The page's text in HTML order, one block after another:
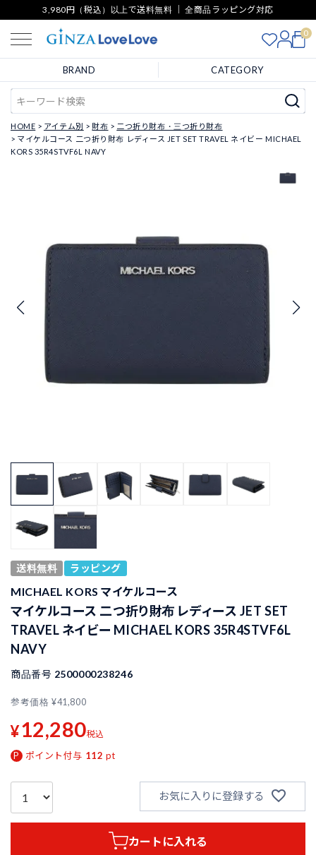
3,980円（税込）以上で送料無料 ｜ 全商品ラッピング対応
0
BRAND CATEGORY
HOME アイテム別 財布
二つ折り財布・三つ折り財布
マイケルコース 二つ折り財布 レディース JET SET TRAVEL ネイビー MICHAEL
KORS 35R4STVF6L NAVY
送料無料 ラッピング
MICHAEL KORS マイケルコース
マイケルコース 二つ折り財布 レディース JET SET
TRAVEL ネイビー MICHAEL KORS 35R4STVF6L
NAVY
商品番号 2500000238246
参考価格 ¥41,800
¥12,280税込
ポイント付与 112 pt
お気に入りに登録する
カートに入れる